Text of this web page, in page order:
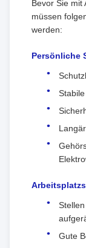
Bevor Sie mit
müssen
werden:
Persönliche
Gute